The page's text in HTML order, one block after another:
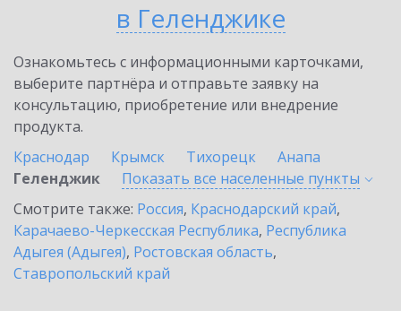
в Геленджике
Ознакомьтесь с информационными карточками,
выберите партнёра и отправьте заявку на
консультацию, приобретение или внедрение
продукта.
Краснодар
Крымск Тихорецк
Анапа
Геленджик
Показать все населенные пункты
Смотрите также: Россия, Краснодарский край,
Карачаево-Черкесская Республика, Республика
Адыгея (Адыгея), Ростовская область,
Ставропольский край